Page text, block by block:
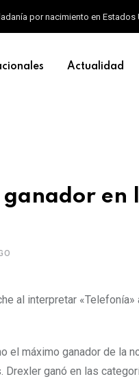
por nacimiento en Estados
Actualidad
en
al interpretar «Telefonía»
el máximo ganador de la
ganó en las